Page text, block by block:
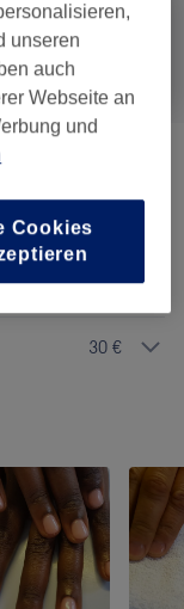
Massage
ab 9 €
85 €
30 €
unseren
auch
Webseite an
und
Cookies